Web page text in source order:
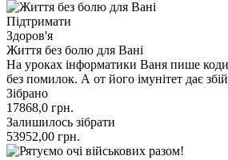
Підтримати
Здоров'я
Життя без болю для Вані
На уроках інформатики Ваня пише
без помилок. А от його імунітет дає
Зібрано
17868,0 грн.
Залишилось зібрати
53952,00 грн.